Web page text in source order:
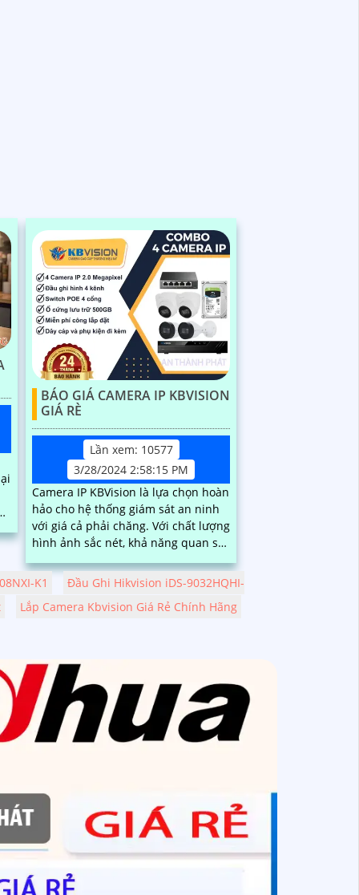
BÁO GIÁ CAMERA IP KBVISION
GIÁ RÈ
Lần xem: 10577
3/28/2024 2:58:15 PM
Camera IP KBVision là lựa chọn hoàn
hảo cho hệ thống giám sát an ninh
với giá cả phải chăng. Với chất lượng
hình ảnh sắc nét, khả năng quan sát
minh, Camera IP KBVision đáng để
K1
Đầu Ghi Hikvision iDS-9032HQHI-
Lắp Camera Kbvision Giá Rẻ Chính Hãng